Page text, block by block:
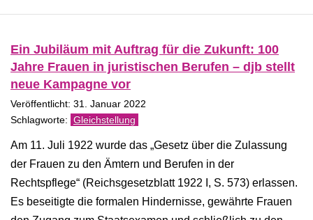
Ein Jubiläum mit Auftrag für die Zukunft: 100
Jahre Frauen in juristischen Berufen – djb stellt
neue Kampagne vor
Veröffentlicht: 31. Januar 2022
Gleichstellung
Am 11. Juli 1922 wurde das „Gesetz über die Zulassung
der Frauen zu den Ämtern und Berufen in der
Rechtspflege“ (Reichsgesetzblatt 1922 I, S. 573) erlassen.
Es beseitigte die formalen Hindernisse, gewährte Frauen